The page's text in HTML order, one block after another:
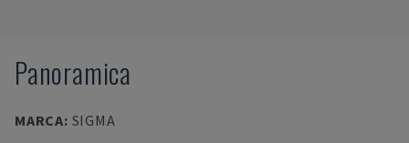
Panoramica
MARCA: SIGMA